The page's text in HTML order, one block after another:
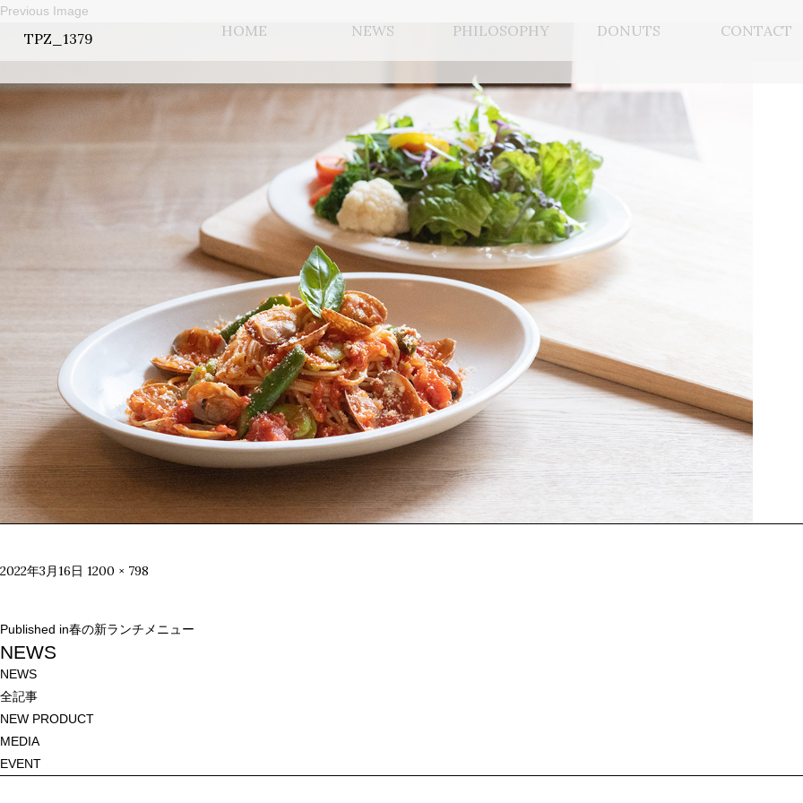
HOME NEWS PHILOSOPHY DONUTS CONTACT
Previous Image
TPZ_1379
Posted
2022年3月16日 Full
1200 × 798
投
稿
ナ
ビ
ゲ
ー
シ
Published in春の新ランチメニュー
NEWS
NEWS
全記事
NEW PRODUCT
MEDIA
EVENT